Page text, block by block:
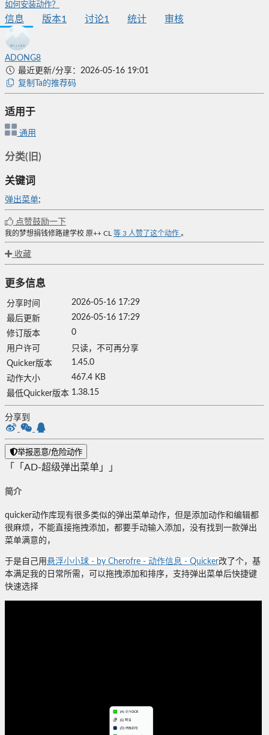
如何安装动作？
信息 版本1 讨论1 统计 审核
ADONG8
最近更新/分享：2026-05-16 19:01
复制Ta的推荐码
适用于
通用
分类(旧)
关键词
弹出菜单;
点赞鼓励一下
我的梦想捐钱修路建学校 原++ CL 等 3 人赞了这个动作 。
收藏
更多信息
分享时间
2026-05-16 17:29
最后更新
2026-05-16 17:29
修订版本
0
用户许可
只读，不可再分享
Quicker版本
1.45.0
动作大小
467.4 KB
最低Quicker版本 1.38.15
分享到
举报恶意/危险动作
「「AD-超级弹出菜单」」
简介
quicker动作库现有很多类似的弹出菜单动作，但是添加动作和编辑都
很麻烦，不能直接拖拽添加，都要手动输入添加，没有找到一款弹出
菜单满意的，
于是自己用悬浮小小球 - by Cherofre - 动作信息 - Quicker改了个，基
本满足我的日常所需，可以拖拽添加和排序，支持弹出菜单后快捷键
快速选择